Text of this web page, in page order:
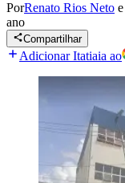
PorRenato Rios Neto e
ano
Compartilhar
Adicionar Itatiaia ao